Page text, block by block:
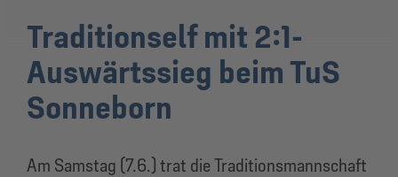
Traditionself mit 2:1-
Auswärtssieg beim TuS
Sonneborn
Am Samstag (7.6.) trat die Traditionsmannschaft